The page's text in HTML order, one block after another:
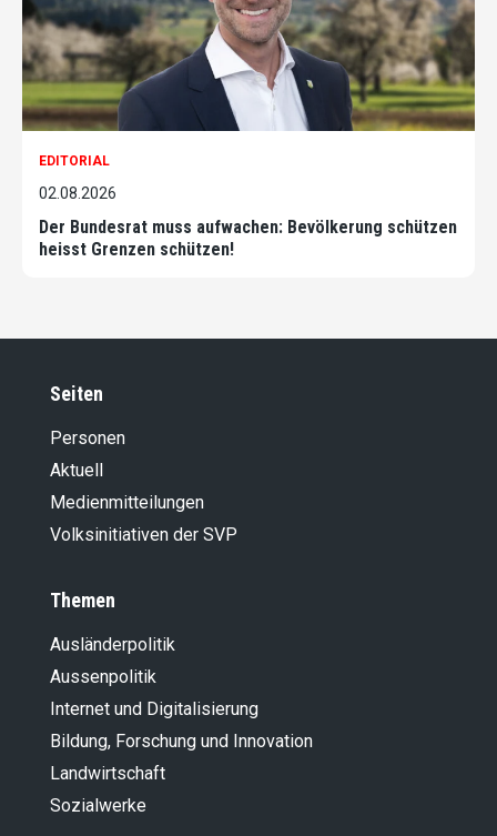
EDITORIAL
02.08.2026
Der Bundesrat muss aufwachen: Bevölkerung schützen
heisst Grenzen schützen!
Seiten
Personen
Aktuell
Medienmitteilungen
Volksinitiativen der SVP
Themen
Ausländer­politik
Aussenpolitik
Internet und Digitalisierung
Bildung, Forschung und Innovation
Landwirt­schaft
Sozialwerke